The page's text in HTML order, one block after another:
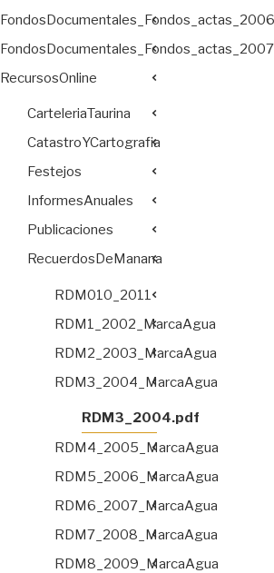
FondosDocumentales_Fondos_actas_2006
FondosDocumentales_Fondos_actas_2007
RecursosOnline
CarteleriaTaurina
CatastroYCartografia
Festejos
InformesAnuales
Publicaciones
RecuerdosDeManana
RDM010_2011
RDM1_2002_MarcaAgua
RDM2_2003_MarcaAgua
RDM3_2004_MarcaAgua
RDM3_2004.pdf
RDM4_2005_MarcaAgua
RDM5_2006_MarcaAgua
RDM6_2007_MarcaAgua
RDM7_2008_MarcaAgua
RDM8_2009_MarcaAgua